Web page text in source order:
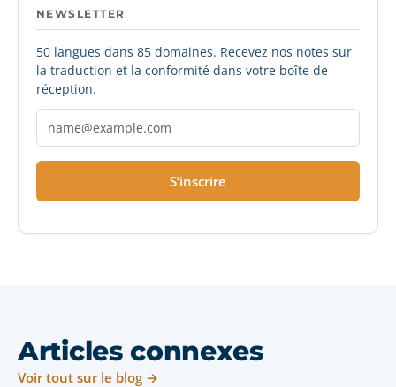
NEWSLETTER
50 langues dans 85 domaines. Recevez nos notes sur
la traduction et la conformité dans votre boîte de
réception.
S’inscrire
Articles connexes
Voir tout sur le blog →